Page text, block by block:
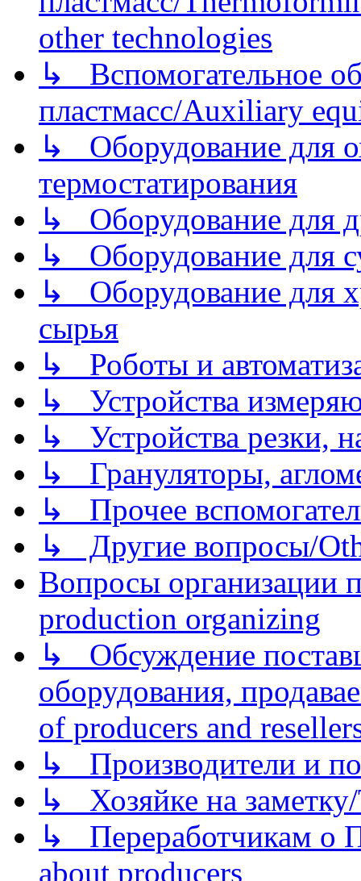
other technologies
↳ Вспомогательное
пластмасс/Auxiliary
↳ Оборудование для
термостатирования
↳ Оборудование для
↳ Оборудование для
↳ Оборудование для
сырья
↳ Роботы и
↳ Устройства
↳ Устройства резки,
↳ Грануляторы,
↳ Прочее
↳ Другие вопросы/
Вопросы организации
production organizing
↳ Обсуждение
оборудования,
of producers and
↳ Производители и
↳ Хозяйке на
↳ Переработчикам о
about producers